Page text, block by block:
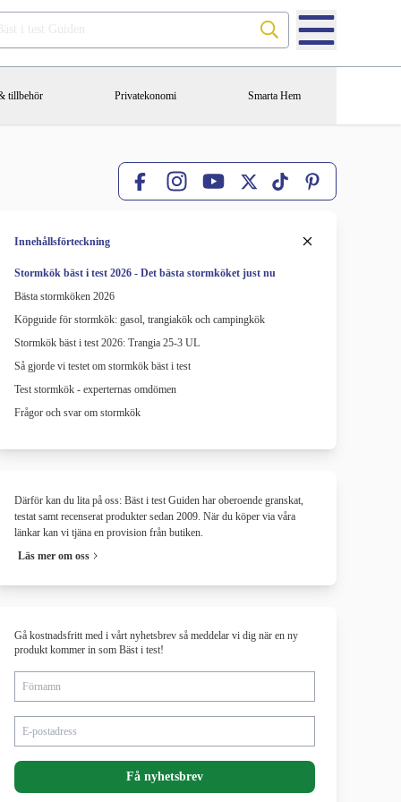
tillbehör Privatekonomi Smarta Hem
FacebookInstagramYouTube
X TikTokPinterest
Innehållsförteckning
Stormkök bäst i test 2026 - Det bästa stormköket just nu
Bästa stormköken 2026
Köpguide för stormkök: gasol, trangiakök och campingkök
Stormkök bäst i test 2026: Trangia 25-3 UL
Så gjorde vi testet om stormkök bäst i test
Test stormkök - experternas omdömen
Frågor och svar om stormkök
Därför kan du lita på oss: Bäst i test Guiden har oberoende granskat,
testat samt recenserat produkter sedan 2009. När du köper via våra
länkar kan vi tjäna en provision från butiken.
Läs mer om oss
Gå kostnadsfritt med i vårt nyhetsbrev så meddelar vi dig när en ny
produkt kommer in som Bäst i test!
Få nyhetsbrev